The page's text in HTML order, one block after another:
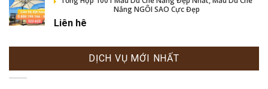
Nắng NGÔI SAO Cực Đẹp
Liên hê
DỊCH VỤ MỚI NHẤT